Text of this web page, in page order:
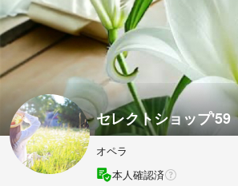
セレクトショップ'59
オペラ
本人確認済